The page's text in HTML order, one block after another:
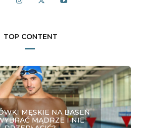
TOP CONTENT
MĘSKIE NA BASEN
MĄDRZE I NIE